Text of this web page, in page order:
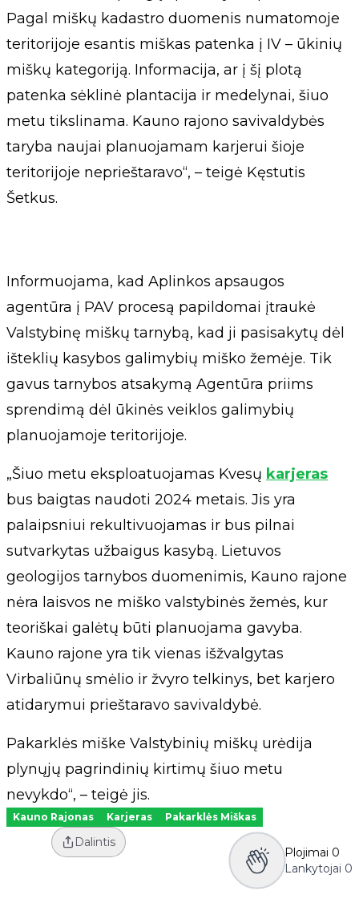
Pagal miškų kadastro duomenis numatomoje
teritorijoje esantis miškas patenka į IV – ūkinių
miškų kategoriją. Informacija, ar į šį plotą
patenka sėklinė plantacija ir medelynai, šiuo
metu tikslinama. Kauno rajono savivaldybės
taryba naujai planuojamam karjerui šioje
teritorijoje neprieštaravo“, – teigė Kęstutis
Šetkus.
Informuojama, kad Aplinkos apsaugos
agentūra į PAV procesą papildomai įtraukė
Valstybinę miškų tarnybą, kad ji pasisakytų dėl
išteklių kasybos galimybių miško žemėje. Tik
gavus tarnybos atsakymą Agentūra priims
sprendimą dėl ūkinės veiklos galimybių
planuojamoje teritorijoje.
„Šiuo metu eksploatuojamas Kvesų karjeras
bus baigtas naudoti 2024 metais. Jis yra
palaipsniui rekultivuojamas ir bus pilnai
sutvarkytas užbaigus kasybą. Lietuvos
geologijos tarnybos duomenimis, Kauno rajone
nėra laisvos ne miško valstybinės žemės, kur
teoriškai galėtų būti planuojama gavyba.
Kauno rajone yra tik vienas išžvalgytas
Virbaliūnų smėlio ir žvyro telkinys, bet karjero
atidarymui prieštaravo savivaldybė.
Pakarklės miške Valstybinių miškų urėdija
plynųjų pagrindinių kirtimų šiuo metu
nevykdo“, – teigė jis.
Kauno Rajonas Karjeras Pakarklės Miškas
Dalintis
Plojimai 0
Lankytojai 0